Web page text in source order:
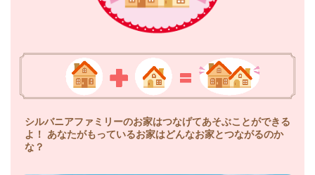
シルバニアファミリーのお家はつなげてあそぶことができる
よ！ あなたがもっているお家はどんなお家とつながるのか
な？